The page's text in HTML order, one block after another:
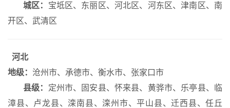
城区： 宝坻区、东丽区、河北区、河东区、津南区、南
开区、武清区
河北
地级： 沧州市、承德市、衡水市、张家口市
县级： 定州市、固安县、怀来县、黄骅市、乐亭县、临
漳县、卢龙县、滦南县、滦州市、平山县、迁西县、任丘